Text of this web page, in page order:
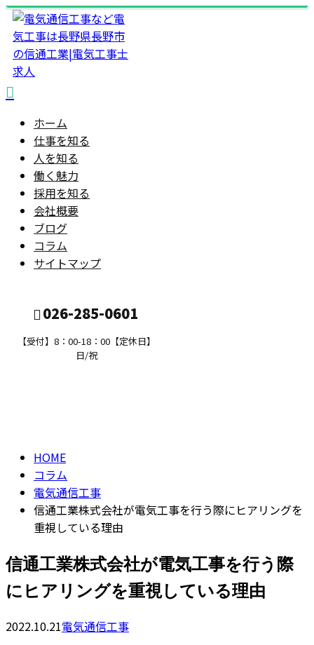
ホーム
仕事を知る
人を知る
働く魅力
採用を知る
会社概要
ブログ
コラム
サイトマップ
026-285-0601
【受付】8：00-18：00【定休日】
日/祝
HOME
コラム
電気通信工事
信通工業株式会社が電気工事を行う際にヒアリングを
重視している理由
信通工業株式会社が電気工事を行う際
にヒアリングを重視している理由
2022.10.21電気通信工事